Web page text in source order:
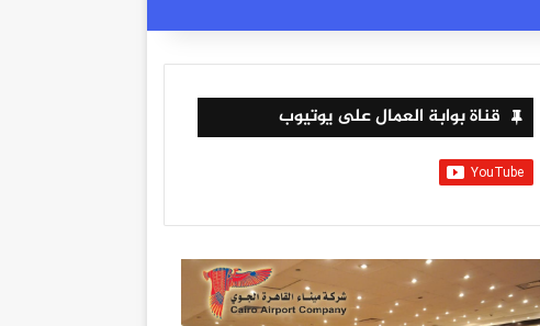
قناة بوابة العمال على يوتيوب